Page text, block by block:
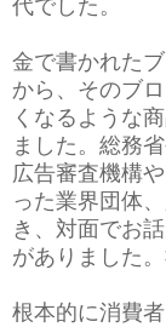
代でした。
金で書かれた
から、そのブ
くなるような
ました。総務
広告審査機構
った業界団体
き、対面でお
がありました
根本的に消費